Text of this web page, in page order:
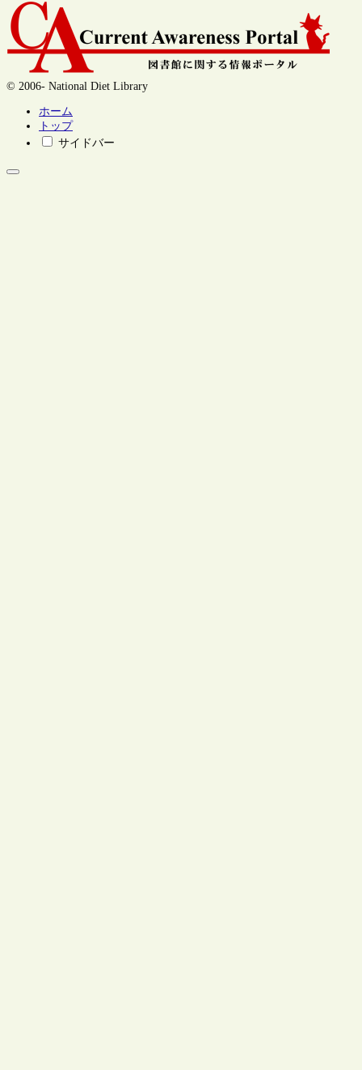
© 2006- National Diet Library
ホーム
トップ
サイドバー